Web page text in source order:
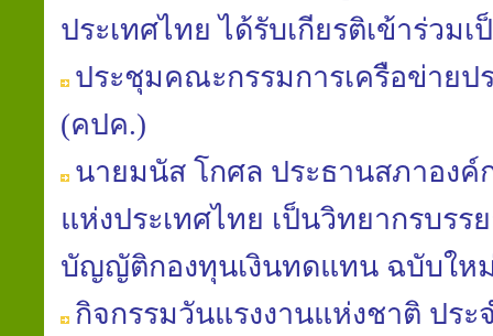
ประเทศไทย​ ได้​รับ​เกียรติ​เข้าร่วม​เ
ประชุมคณะกรรมการเครือข่าย
(คปค.)
นายมนัส​ โกศล​ ประธาน​สภา​องค์
แห่ง​ประเทศไทย​ เป็นวิทยากร​บรร
บัญญัติ​กองทุน​เงินทดแทน​ ฉบับให
กิจกรรมวันแรงงานแห่งชาติ ประ